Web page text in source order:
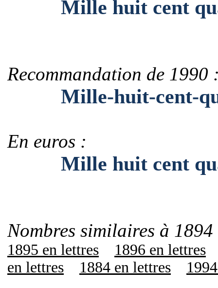
Mille huit cent
Recommandation de 1990
Mille-huit-cent-
En euros :
Mille huit cent
Nombres similaires à
1895 en lettres
1896 en lettres
en lettres
1884 en lettres